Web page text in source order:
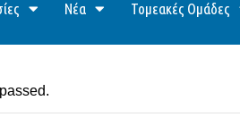
Νέα Τομεακές Ομάδες